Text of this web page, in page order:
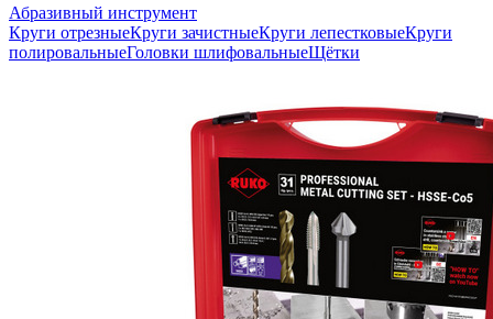
Абразивный инструмент
Круги отрезныеКруги зачистныеКруги лепестковыеКруги
полировальныеГоловки шлифовальныеЩётки